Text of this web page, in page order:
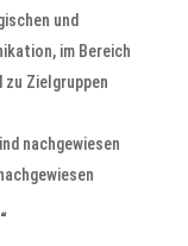
und
im Bereich
Zielgruppen
nachgewiesen